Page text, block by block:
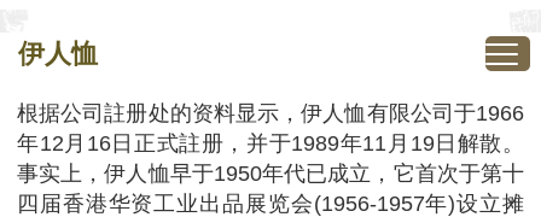
伊人恤
根据公司註册处的资料显示，伊人恤有限公司于1966
年12月16日正式註册，并于1989年11月19日解散。
事实上，伊人恤早于1950年代已成立，它首次于第十
四届香港华资工业出品展览会(1956-1957年)设立摊